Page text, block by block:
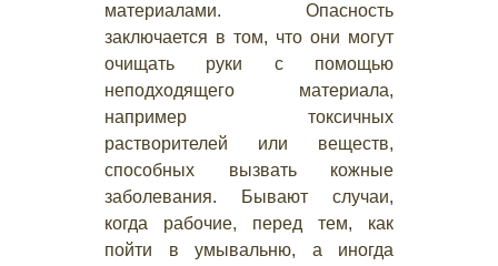
материалами. Опасность
заключается в том, что они могут
очищать руки с помощью
неподходящего материала,
например токсичных
растворителей или веществ,
способных вызвать кожные
заболевания. Бывают случаи,
когда рабочие, перед тем, как
пойти в умывальню, а иногда